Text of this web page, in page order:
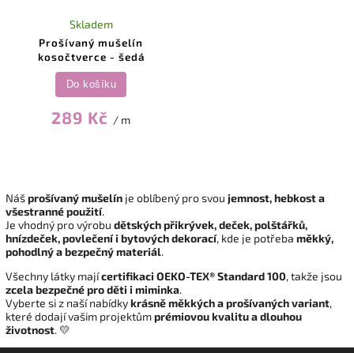
Prošívaný mušelín
kosočtverce - šedá
Skladem
289 Kč / m
Do košíku
Nášprošívaný mušelín je oblíbený pro svou jemnost, hebkost a
všestranné použití.
Je vhodný pro výrobu dětských přikrývek, deček, polštářků,
hnízdeček, povlečení i bytových dekorací, kde je potřeba měkký,
pohodlný a bezpečný materiál.
Všechny látky majícertifikaci OEKO-TEX® Standard 100, takže jsou
zcela bezpečné pro děti i miminka.
Vyberte si z naší nabídkykrásně měkkých a prošívaných variant,
které dodají vašim projektůmprémiovou kvalitu a dlouhou
životnost. 💛